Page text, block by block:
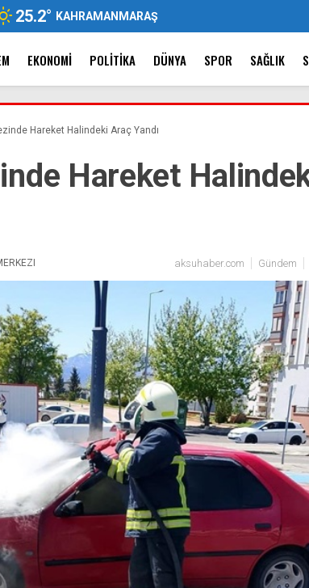
25.2° KAHRAMANMARAŞ
EKONOMI POLITIKA DÜNYA SPOR SAĞLIK
Hareket Halindeki Araç Yandı
Hareket
aksuhaber.com Gündem